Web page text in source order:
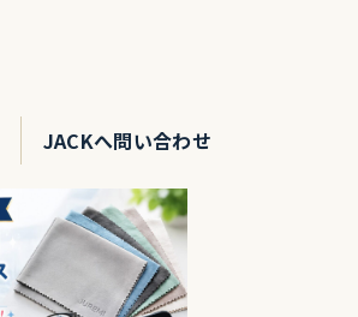
JACKへ問い合わせ